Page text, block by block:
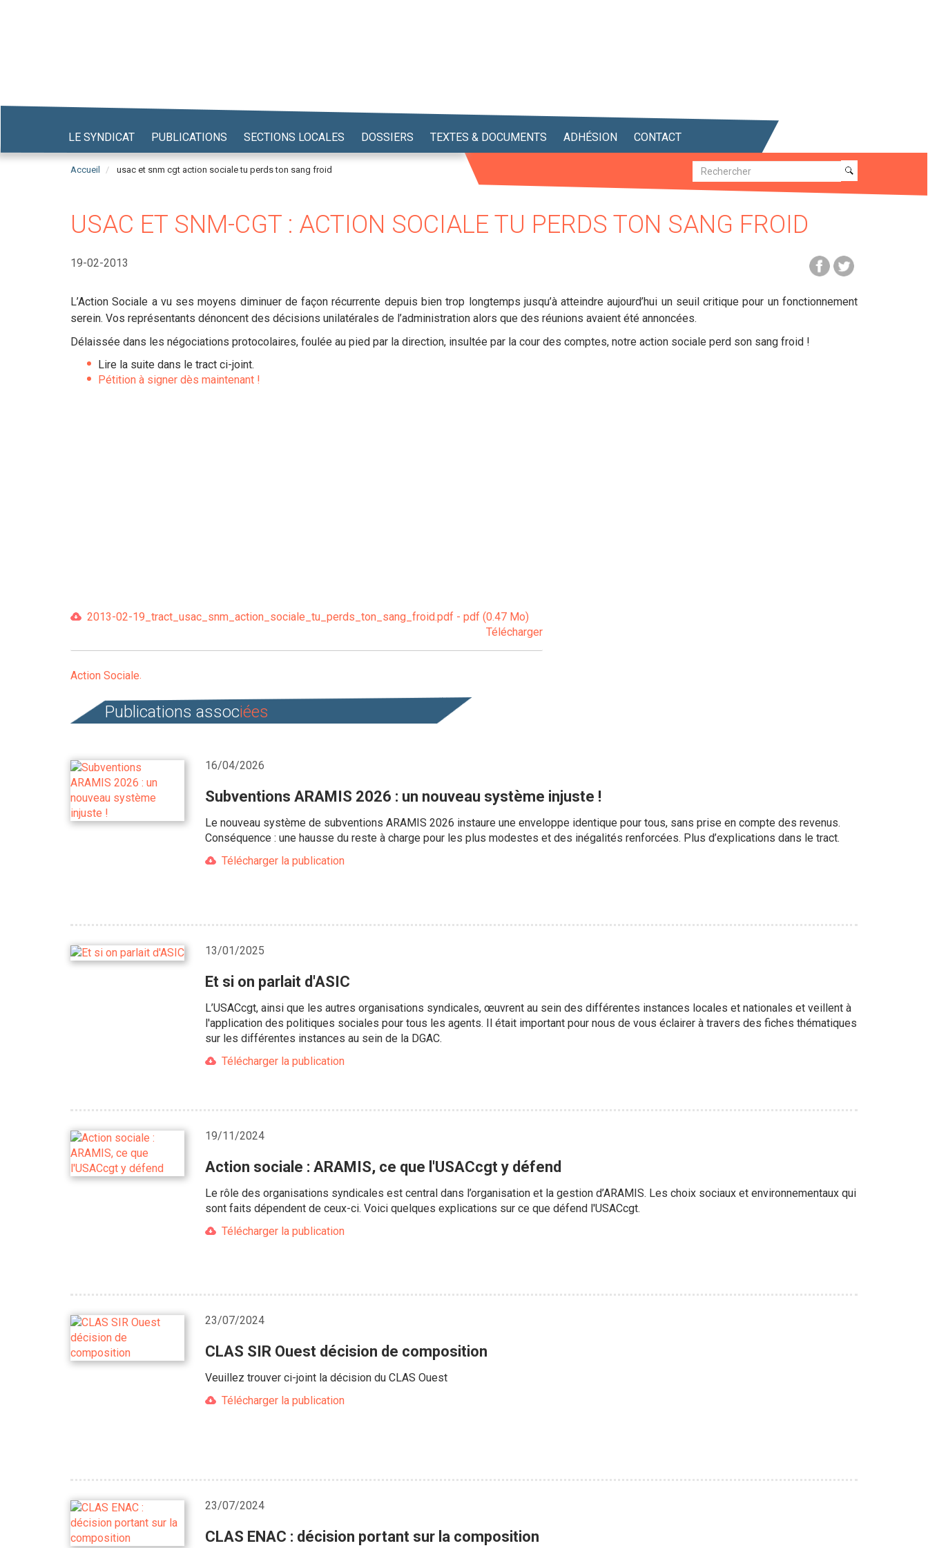
LE SYNDICAT PUBLICATIONS SECTIONS LOCALES DOSSIERS TEXTES & DOCUMENTS ADHÉSION CONTACT
Accueil usac et snm cgt action sociale tu perds ton sang froid Recherche
Recherche
USAC ET SNM-CGT : ACTION SOCIALE TU PERDS TON SANG FROID
19-02-2013
L’Action Sociale a vu ses moyens diminuer de façon récurrente depuis bien trop longtemps jusqu’à atteindre aujourd’hui un seuil critique pour un fonctionnement
serein. Vos représentants dénoncent des décisions unilatérales de l’administration alors que des réunions avaient été annoncées.
Délaissée dans les négociations protocolaires, foulée au pied par la direction, insultée par la cour des comptes, notre action sociale perd son sang froid !
Lire la suite dans le tract ci-joint.
Pétition à signer dès maintenant !
2013-02-19_tract_usac_snm_action_sociale_tu_perds_ton_sang_froid.pdf - pdf (0.47 Mo)
Télécharger
Action Sociale
Publications associées
16/04/2026
Subventions ARAMIS 2026 : un nouveau système injuste !
Le nouveau système de subventions ARAMIS 2026 instaure une enveloppe identique pour tous, sans prise en compte des revenus.
Conséquence : une hausse du reste à charge pour les plus modestes et des inégalités renforcées. Plus d’explications dans le tract.
Télécharger la publication
13/01/2025
Et si on parlait d'ASIC
L’USACcgt, ainsi que les autres organisations syndicales, œuvrent au sein des différentes instances locales et nationales et veillent à
l'application des politiques sociales pour tous les agents. Il était important pour nous de vous éclairer à travers des fiches thématiques
sur les différentes instances au sein de la DGAC.
Télécharger la publication
19/11/2024
Action sociale : ARAMIS, ce que l'USACcgt y défend
Le rôle des organisations syndicales est central dans l’organisation et la gestion d’ARAMIS. Les choix sociaux et environnementaux qui
sont faits dépendent de ceux-ci. Voici quelques explications sur ce que défend l'USACcgt.
Télécharger la publication
23/07/2024
CLAS SIR Ouest décision de composition
Veuillez trouver ci-joint la décision du CLAS Ouest
Télécharger la publication
23/07/2024
CLAS ENAC : décision portant sur la composition